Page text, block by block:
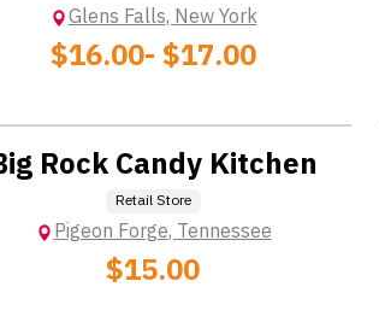
Glens Falls,New York
$16.00- $17.00
Rock Candy Kitchen
Retail Store
Pigeon Forge,Tennessee
$15.00